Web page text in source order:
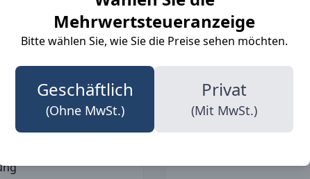
Mehrwertsteueranzeige
Bitte wählen Sie, wie Sie die Preise sehen möchten.
Geschäftlich
(Ohne MwSt.)
Privat
(Mit MwSt.)
5er-Pack sorgt dafür,
sind, egal ob bei
und den
Tragekomfort
Details